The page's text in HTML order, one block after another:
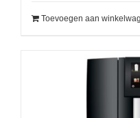
Toevoegen aan